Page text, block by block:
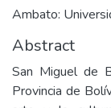
Ambato:
Abstract
San Miguel de
Provincia de